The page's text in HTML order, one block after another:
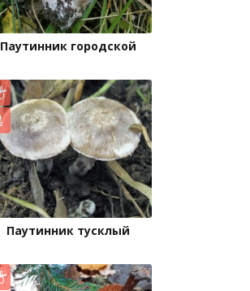
Паутинник городской
Паутинник тусклый